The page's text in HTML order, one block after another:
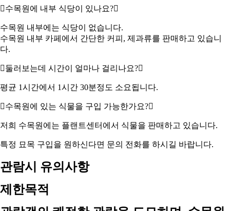
수목원에 내부 식당이 있나요?
수목원 내부에는 식당이 없습니다.
수목원 내부 카페에서 간단한 커피, 제과류를 판매하고 있습니
다.
둘러보는데 시간이 얼마나 걸리나요?
평균 1시간에서 1시간 30분정도 소요됩니다.
수목원에 있는 식물을 구입 가능한가요?
저희 수목원에는 플랜트센터에서 식물을 판매하고 있습니다.
특정 묘목 구입을 원하신다면 문의 전화를 하시길 바랍니다.
관람시 유의사항
제한목적